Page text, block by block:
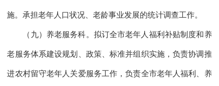
施。承担老年人口状况、老龄事业发展的统计调查工作。
（九）养老服务科。拟订全市老年人福利补贴制度和养
老服务体系建设规划、政策、标准并组织实施，负责协调推
进农村留守老年人关爱服务工作，负责全市老年人福利、养